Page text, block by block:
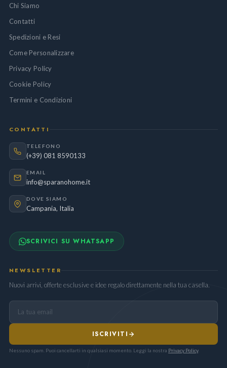
Chi Siamo
Contatti
Spedizioni e Resi
Come Personalizzare
Privacy Policy
Cookie Policy
Termini e Condizioni
CONTATTI
TELEFONO
(+39) 081 8590133
EMAIL
info@sparanohome.it
DOVE SIAMO
Campania, Italia
SCRIVICI SU WHATSAPP
NEWSLETTER
Nuovi arrivi, offerte esclusive e idee regalo direttamente nella tua casella.
ISCRIVITI
Nessuno spam. Puoi cancellarti in qualsiasi momento. Leggi la nostra Privacy Policy.